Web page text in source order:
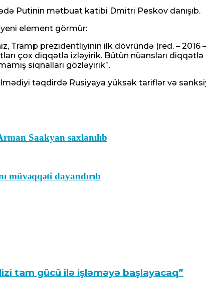
Putinin mətbuat katibi Dmitri Peskov danışıb.
yeni element görmür:
Tramp prezidentliyinin ilk dövründə (red. –
çox diqqətlə izləyirik. Bütün nüansları diqqətlə
siqnalları gözləyirik”.
təqdirdə Rusiyaya yüksək tariflər və
Saakyan saxlanılıb
müvəqqəti dayandırıb
tam gücü ilə işləməyə başlayacaq”